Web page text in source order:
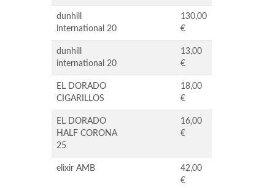
dunhill
international 20
130,00
€
dunhill
international 20
13,00
€
EL DORADO
CIGARILLOS
18,00
€
EL DORADO
HALF CORONA
25
16,00
€
elixir AMB
42,00
€